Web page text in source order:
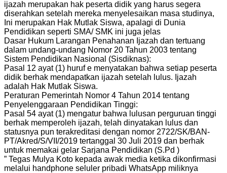
ijazah merupakan hak peserta didik yang harus segera
diserahkan setelah mereka menyelesaikan masa studinya,
Ini merupakan Hak Mutlak Siswa, apalagi di Dunia
Pendidikan seperti SMA/ SMK ini juga jelas
Dasar Hukum Larangan Penahanan Ijazah dan tertuang
dalam undang-undang Nomor 20 Tahun 2003 tentang
Sistem Pendidikan Nasional (Sisdiknas):
Pasal 12 ayat (1) huruf e menyatakan bahwa setiap peserta
didik berhak mendapatkan ijazah setelah lulus. Ijazah
adalah Hak Mutlak Siswa.
Peraturan Pemerintah Nomor 4 Tahun 2014 tentang
Penyelenggaraan Pendidikan Tinggi:
Pasal 54 ayat (1) mengatur bahwa lulusan perguruan tinggi
berhak memperoleh ijazah, telah dinyatakan lulus dan
statusnya pun terakreditasi dengan nomor 2722/SK/BAN-
PT/Akred/S/VII/2019 tertanggal 30 Juli 2019 dan berhak
untuk memakai gelar Sarjana Pendidikan (S.Pd )
” Tegas Mulya Koto kepada awak media ketika dikonfirmasi
melalui handphone seluler pribadi WhatsApp miliknya